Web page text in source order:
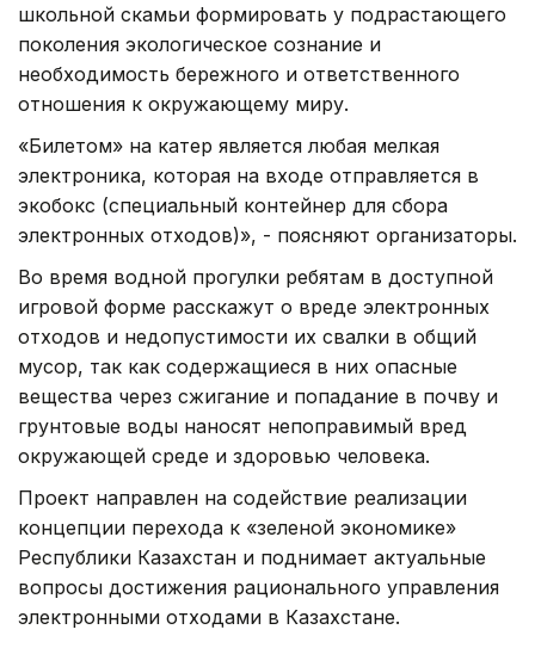
школьной скамьи формировать у подрастающего
поколения экологическое сознание и
необходимость бережного и ответственного
отношения к окружающему миру.
«Билетом» на катер является любая мелкая
электроника, которая на входе отправляется в
экобокс (специальный контейнер для сбора
электронных отходов)», - поясняют организаторы.
Во время водной прогулки ребятам в доступной
игровой форме расскажут о вреде электронных
отходов и недопустимости их свалки в общий
мусор, так как содержащиеся в них опасные
вещества через сжигание и попадание в почву и
грунтовые воды наносят непоправимый вред
окружающей среде и здоровью человека.
Проект направлен на содействие реализации
концепции перехода к «зеленой экономике»
Республики Казахстан и поднимает актуальные
вопросы достижения рационального управления
электронными отходами в Казахстане.